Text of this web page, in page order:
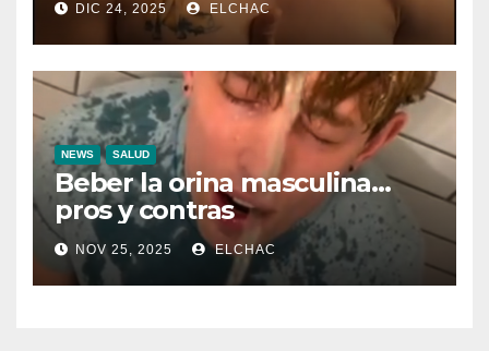
DIC 24, 2025 ELCHAC
NEWS SALUD
Beber la orina masculina…
pros y contras
NOV 25, 2025 ELCHAC